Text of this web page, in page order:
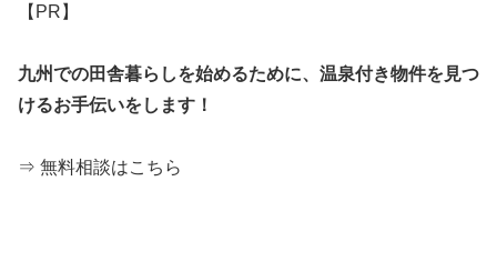
【PR】
九州での田舎暮らしを始めるために、温泉付き物件を見つ
けるお手伝いをします！
⇒ 無料相談はこちら